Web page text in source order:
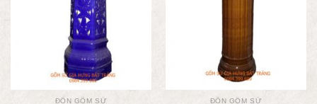
ĐÔN GỐM SỨ ĐÔN GỐM SỨ